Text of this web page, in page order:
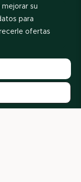
su
para
ofertas
al pie